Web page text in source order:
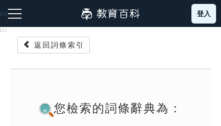
到
主
::: 登入
:::
返回詞條索引
您檢索的詞條辭典為：